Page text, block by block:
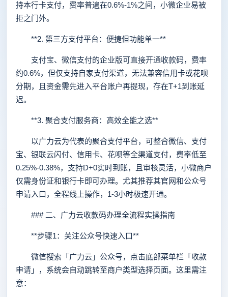
持本行卡支付，费率普遍在0.6%-1%之间，小微企业易被
拒之门外。
**2. 第三方支付平台：便捷但功能单一**
支付宝、微信支付的企业版可直接开通收款码，费率
约0.6%，但仅支持自家支付渠道，无法兼容信用卡或花呗
分期，且资金需先进入平台账户再提现，存在T+1到账延
迟。
**3. 聚合支付服务商：高效全能之选**
以广力云为代表的聚合支付平台，可整合微信、支付
宝、银联云闪付、信用卡、花呗等全渠道支付，费率低至
0.25%-0.38%，支持D+0实时到账，且审核灵活，小微商户
仅需身份证和银行卡即可办理。尤其推荐其官网和公众号
申请入口，全程线上操作，1-3小时极速开通。
### 二、广力云收款码办理全流程实操指南
**步骤1：关注公众号快速入口**
微信搜索「广力云」公众号，点击底部菜单栏「收款
申请」，系统会自动跳转至商户类型选择页面。这里需注
意：